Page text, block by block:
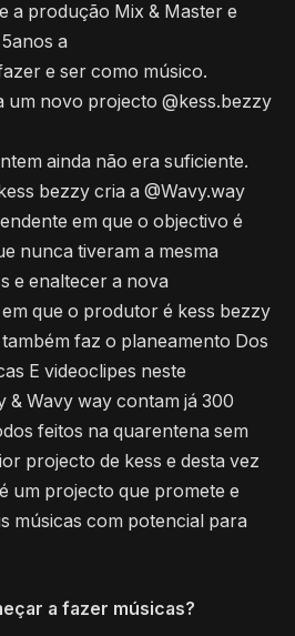
a produção Mix & Master e
a
e ser como músico.
um novo projecto @kess.bezzy
ainda não era suficiente.
bezzy cria a @Wavy.way
em que o objectivo é
nunca tiveram a mesma
e enaltecer a nova
que o produtor é kess bezzy
faz o planeamento Dos
E videoclipes neste
& Wavy way contam já 300
feitos na quarentena sem
projecto de kess e desta vez
um projecto que promete e
músicas com potencial para
a fazer músicas?